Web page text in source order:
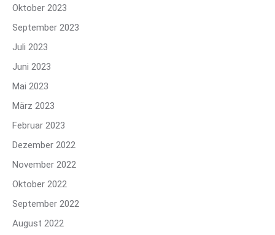
Oktober 2023
September 2023
Juli 2023
Juni 2023
Mai 2023
März 2023
Februar 2023
Dezember 2022
November 2022
Oktober 2022
September 2022
August 2022